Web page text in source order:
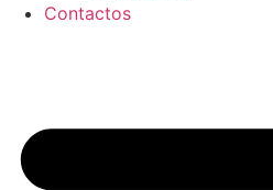
Contactos